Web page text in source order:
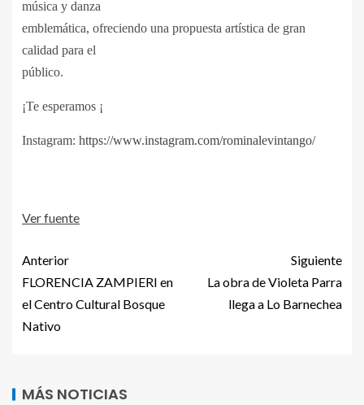
música y danza
emblemática, ofreciendo una propuesta artística de gran
calidad para el
público.
¡Te esperamos ¡
Instagram: https://www.instagram.com/rominalevintango/
Ver fuente
Anterior
FLORENCIA ZAMPIERI en
el Centro Cultural Bosque
Nativo
Siguiente
La obra de Violeta Parra
llega a Lo Barnechea
MÁS NOTICIAS